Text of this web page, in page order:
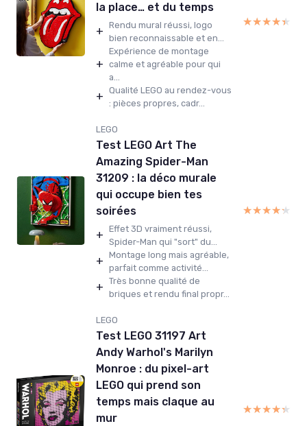
la place… et du temps
+ Rendu mural réussi, logo
bien reconnaissable et en...
+
Expérience de montage
calme et agréable pour qui
a...
+ Qualité LEGO au rendez-vous
: pièces propres, cadr...
★★★★★
★★★★★
LEGO
Test LEGO Art The
Amazing Spider-Man
31209 : la déco murale
qui occupe bien tes
soirées
+ Effet 3D vraiment réussi,
Spider-Man qui "sort" du...
+ Montage long mais agréable,
parfait comme activité...
+ Très bonne qualité de
briques et rendu final propr...
★★★★★
★★★★★
LEGO
Test LEGO 31197 Art
Andy Warhol's Marilyn
Monroe : du pixel-art
LEGO qui prend son
temps mais claque au
mur
★★★★★
★★★★★